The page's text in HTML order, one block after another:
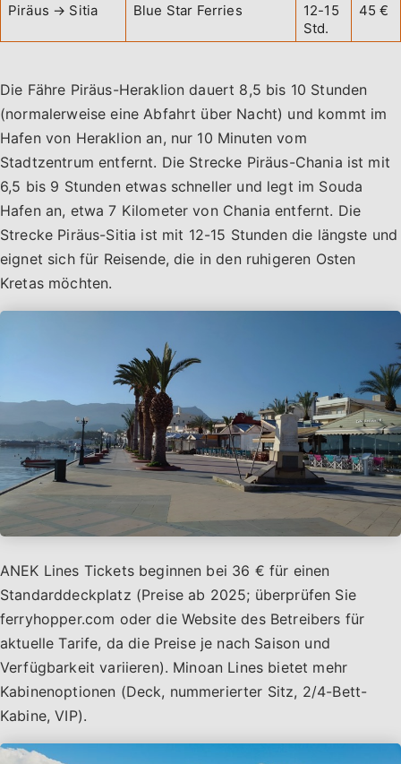
Piräus → Sitia Blue Star Ferries
12-15
Std.
45 €
Die Fähre Piräus-Heraklion dauert 8,5 bis 10 Stunden
(normalerweise eine Abfahrt über Nacht) und kommt im
Hafen von Heraklion an, nur 10 Minuten vom
Stadtzentrum entfernt. Die Strecke Piräus-Chania ist mit
6,5 bis 9 Stunden etwas schneller und legt im Souda
Hafen an, etwa 7 Kilometer von Chania entfernt. Die
Strecke Piräus-Sitia ist mit 12-15 Stunden die längste und
eignet sich für Reisende, die in den ruhigeren Osten
Kretas möchten.
ANEK Lines Tickets beginnen bei 36 € für einen
Standarddeckplatz (Preise ab 2025; überprüfen Sie
ferryhopper.com oder die Website des Betreibers für
aktuelle Tarife, da die Preise je nach Saison und
Verfügbarkeit variieren). Minoan Lines bietet mehr
Kabinenoptionen (Deck, nummerierter Sitz, 2/4-Bett-
Kabine, VIP).